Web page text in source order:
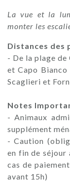
La vue et la
monter les
Distances des
- De la plage de
et Capo
Scaglieri et
Notes
- Animaux
supplément
- Caution
en fin de séjour
cas de
avant 15h)